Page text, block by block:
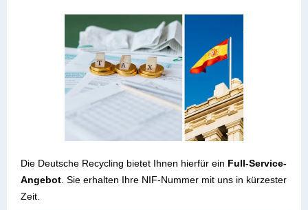
Die Deutsche Recycling bietet Ihnen hierfür ein Full-Service-
Angebot . Sie erhalten Ihre NIF-Nummer mit uns in kürzester
Zeit.